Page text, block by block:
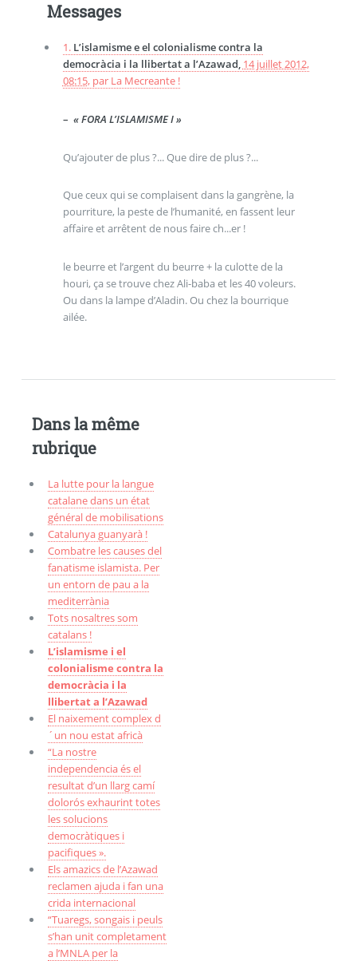
Messages
1. L’islamisme e el colonialisme contra la
democràcia i la llibertat a l’Azawad, 14 juillet 2012,
08:15, par La Mecreante !
– « FORA L’ISLAMISME I »
Qu’ajouter de plus ?... Que dire de plus ?...
Que ceux qui se complaisent dans la gangrène, la
pourriture, la peste de l’humanité, en fassent leur
affaire et arrêtent de nous faire ch...er !
le beurre et l’argent du beurre + la culotte de la
houri, ça se trouve chez Ali-baba et les 40 voleurs.
Ou dans la lampe d’Aladin. Ou chez la bourrique
ailée.
Dans la même
rubrique
La lutte pour la langue
catalane dans un état
général de mobilisations
Catalunya guanyarà !
Combatre les causes del
fanatisme islamista. Per
un entorn de pau a la
mediterrània
Tots nosaltres som
catalans !
L’islamisme i el
colonialisme contra la
democràcia i la
llibertat a l’Azawad
El naixement complex d
´un nou estat africà
“La nostre
independencia és el
resultat d’un llarg camí
dolorós exhaurint totes
les solucions
democràtiques i
pacifiques ».
Els amazics de l’Azawad
reclamen ajuda i fan una
crida internacional
“Tuaregs, songais i peuls
s’han unit completament
a l’MNLA per la